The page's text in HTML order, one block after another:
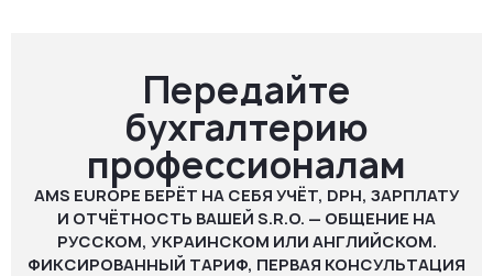
Передайте
бухгалтерию
профессионалам
AMS EUROPE БЕРЁТ НА СЕБЯ УЧЁТ, DPH, ЗАРПЛАТУ
И ОТЧЁТНОСТЬ ВАШЕЙ S.R.O. — ОБЩЕНИЕ НА
РУССКОМ, УКРАИНСКОМ ИЛИ АНГЛИЙСКОМ.
ФИКСИРОВАННЫЙ ТАРИФ, ПЕРВАЯ КОНСУЛЬТАЦИЯ